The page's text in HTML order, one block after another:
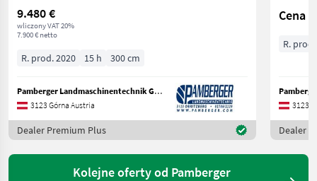
9.480 €
wliczony VAT 20%
7.900 € netto
R. prod. 2020 15 h 300 cm
Pamberger Landmaschinentechnik GmbH
3123 Górna Austria
Dealer Premium Plus
Cena
R.
3123
Dealer
Kolejne oferty od Pamberger